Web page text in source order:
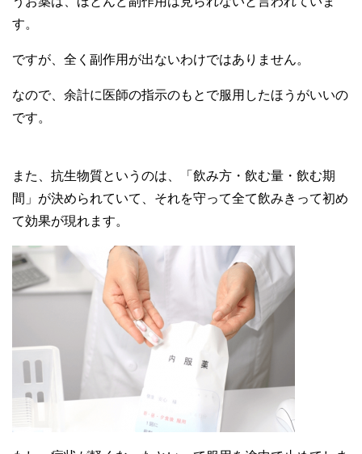
す。
ですが、全く副作用が出ないわけではありません。
なので、余計に医師の指示のもとで服用したほうがいいの
です。
また、抗生物質というのは、「飲み方・飲む量・飲む期
間」が決められていて、それを守って全て飲みきって初め
て効果が現れます。